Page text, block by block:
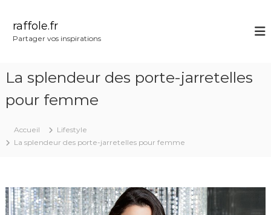
raffole.fr
Partager vos inspirations
La splendeur des porte-jarretelles
pour femme
Accueil
Lifestyle
La splendeur des porte-jarretelles pour femme